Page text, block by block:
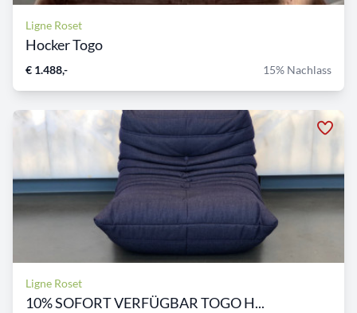
Ligne Roset
Hocker Togo
€ 1.488,- 15% Nachlass
Ligne Roset
10% SOFORT VERFÜGBAR TOGO H...